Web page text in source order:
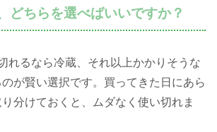
どちらを選べばいいですか？
れるなら冷蔵、それ以上かかりそうな
が賢い選択です。買ってきた日にあら
分けておくと、ムダなく使い切れま